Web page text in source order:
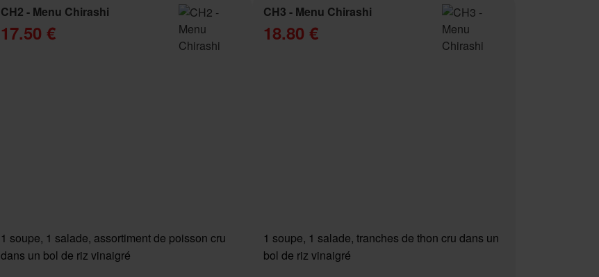
CH2 - Menu Chirashi
17.50 €
1 soupe, 1 salade, assortiment de poisson cru
dans un bol de riz vinaigré
CH3 - Menu Chirashi
18.80 €
1 soupe, 1 salade, tranches de thon cru dans un
bol de riz vinaigré